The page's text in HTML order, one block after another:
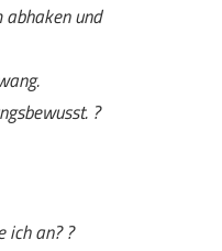
abhaken und
?
ich an? ?